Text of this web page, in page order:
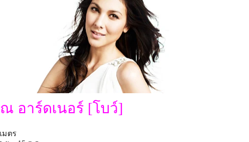
อาร์ดเนอร์ [โบว์]
มตร